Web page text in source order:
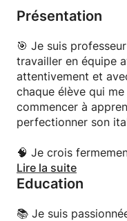
l'étranger. J'ai
Skype en 2018.
❔ N'hésitez pas à
questions
¡Muchas gracias y
Présentation
🎯 Je suis
travailler en équipe
attentivement et
chaque élève qui
commencer à
perfectionner son
🧠 Je crois
de la vie et je
adultes et des
Lire la suite
Education
📚 Je suis